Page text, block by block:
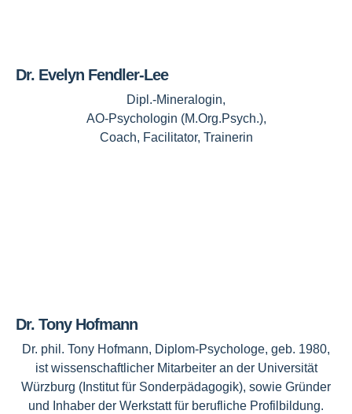
Dr. Evelyn Fendler-Lee
Dipl.-Mineralogin,
AO-Psychologin (M.Org.Psych.),
Coach, Facilitator, Trainerin
Dr. Tony Hofmann
Dr. phil. Tony Hofmann, Diplom-Psychologe, geb. 1980,
ist wissenschaftlicher Mitarbeiter an der Universität
Würzburg (Institut für Sonderpädagogik), sowie Gründer
und Inhaber der Werkstatt für berufliche Profilbildung.